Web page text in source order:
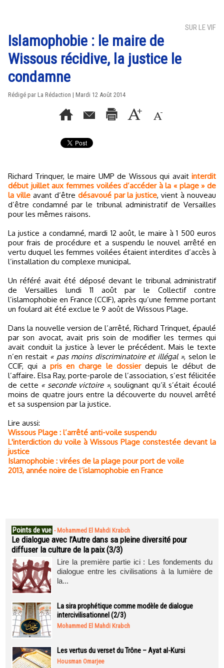
SUR LE VIF
Islamophobie : le maire de
Wissous récidive, la justice le
condamne
Rédigé par La Rédaction | Mardi 12 Août 2014
Richard Trinquer, le maire UMP de Wissous qui avait interdit
début juillet aux femmes voilées d’accéder à la « plage » de
la villeavant d’être désavoué par la justice, vient à nouveau
d’être condamné par le tribunal administratif de Versailles
pour les mêmes raisons.
La justice a condamné, mardi 12 août, le maire à 1 500 euros
pour frais de procédure et a suspendu le nouvel arrêté en
vertu duquel les femmes voilées étaient interdites d’accès à
l’installation du complexe municipal.
Un référé avait été déposé devant le tribunal administratif
de Versailles lundi 11 août par le Collectif contre
l’islamophobie en France (CCIF), après qu’une femme portant
un foulard ait été exclue le 9 août de Wissous Plage.
Dans la nouvelle version de l’arrêté, Richard Trinquet, épaulé
par son avocat, avait pris soin de modifier les termes qui
avait conduit la justice à lever le précédent. Mais le texte
n’en restait « pas moins discriminatoire et illégal », selon le
CCIF, qui a pris en charge le dossierdepuis le début de
l’affaire. Elsa Ray, porte-parole de l’association, s’est félicitée
de cette « seconde victoire », soulignant qu’il s’était écoulé
moins de quatre jours entre la découverte du nouvel arrêté
et sa suspension par la justice.
Lire aussi:
Wissous Plage : l’arrêté anti-voile suspendu
L'interdiction du voile à Wissous Plage constestée devant la
justice
Islamophobie : virées de la plage pour port de voile
2013, année noire de l’islamophobie en France
Points de vue - Mohammed El Mahdi Krabch
Le dialogue avec l’Autre dans sa pleine diversité pour
diffuser la culture de la paix (3/3)
Lire la première partie ici : Les fondements du
dialogue entre les civilisations à la lumière de
la...
La sira prophétique comme modèle de dialogue
intercivilisationnel (2/3)
Mohammed El Mahdi Krabch
Les vertus du verset du Trône – Ayat al-Kursi
Housman Omarjee